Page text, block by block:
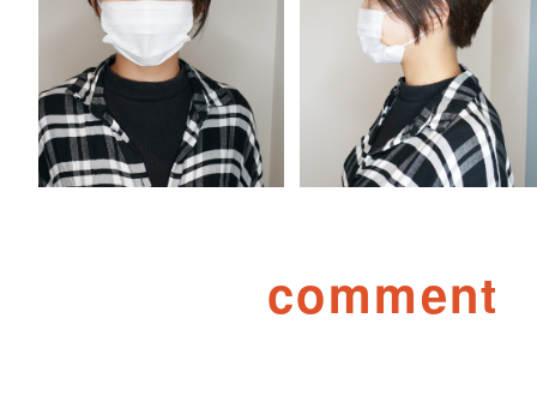
comment